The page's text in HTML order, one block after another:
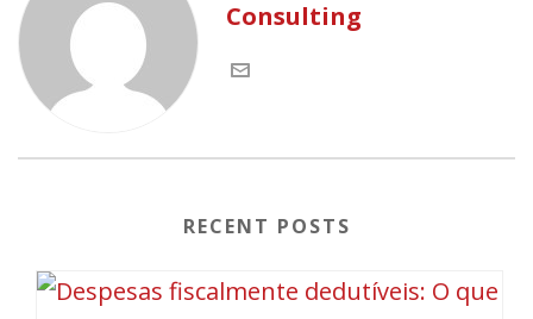
Consulting
RECENT POSTS